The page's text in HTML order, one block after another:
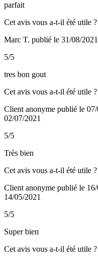
parfait
Cet avis vous a-t-il été utile ?
Marc T. publié le 31/08/2021
5/5
tres bon gout
Cet avis vous a-t-il été utile ?
Client anonyme publié le 07/
02/07/2021
5/5
Très bien
Cet avis vous a-t-il été utile ?
Client anonyme publié le 16/
14/05/2021
5/5
Super bien
Cet avis vous a-t-il été utile ?